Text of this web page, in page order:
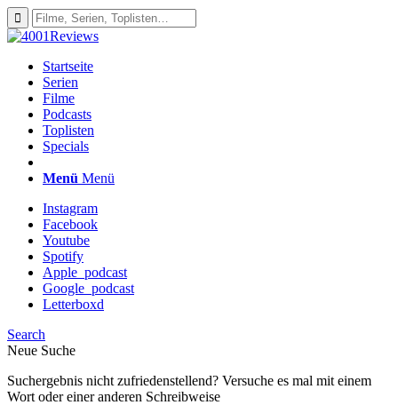
Startseite
Serien
Filme
Podcasts
Toplisten
Specials
Menü Menü
Instagram
Facebook
Youtube
Spotify
Apple_podcast
Google_podcast
Letterboxd
Search
Neue Suche
Suchergebnis nicht zufriedenstellend? Versuche es mal mit einem
Wort oder einer anderen Schreibweise